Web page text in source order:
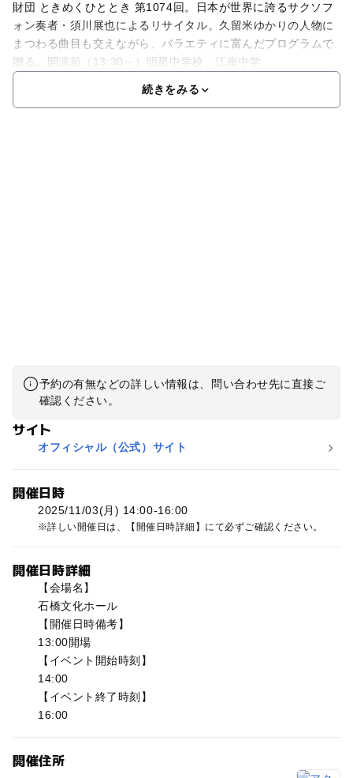
財団 ときめくひととき 第1074回。日本が世界に誇るサクソフ
ォン奏者・須川展也によるリサイタル。久留米ゆかりの人物に
まつわる曲目も交えながら、バラエティに富んだプログラムで
贈る。開演前（13:30～）明星中学校、江南中学
続きをみる
予約の有無などの詳しい情報は、問い合わせ先に直接ご
確認ください。
サイト
オフィシャル（公式）サイト
開催日時
2025/11/03(月) 14:00-16:00
詳しい開催日は、【開催日時詳細】にて必ずご確認ください。
開催日時詳細
【会場名】
石橋文化ホール
【開催日時備考】
13:00開場
【イベント開始時刻】
14:00
【イベント終了時刻】
16:00
開催住所